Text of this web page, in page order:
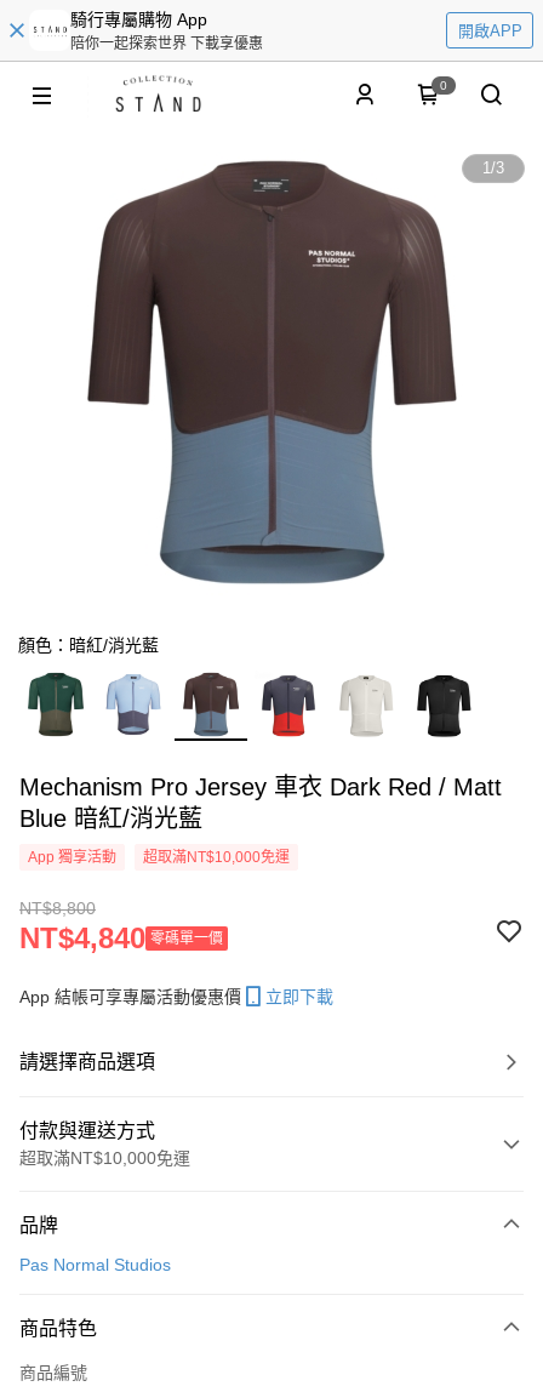
騎行專屬購物 App
陪你一起探索世界 下載享優惠
開啟APP
0
1/3
顏色：暗紅/消光藍
Mechanism Pro Jersey 車衣 Dark Red / Matt
Blue 暗紅/消光藍
App 獨享活動 超取滿NT$10,000免運
NT$8,800
NT$4,840 零碼單一價
App 結帳可享專屬活動優惠價 立即下載
請選擇商品選項
付款與運送方式
超取滿NT$10,000免運
信用卡一次付款
LINE Pay
Apple Pay
品牌
Pas Normal Studios
商品特色
商品編號